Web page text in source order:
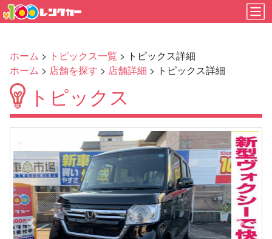
ホーム > トピックス一覧 > トピックス詳細
ホーム > 店舗を探す > 店舗詳細 > トピックス詳細
トピックス
Previous Next